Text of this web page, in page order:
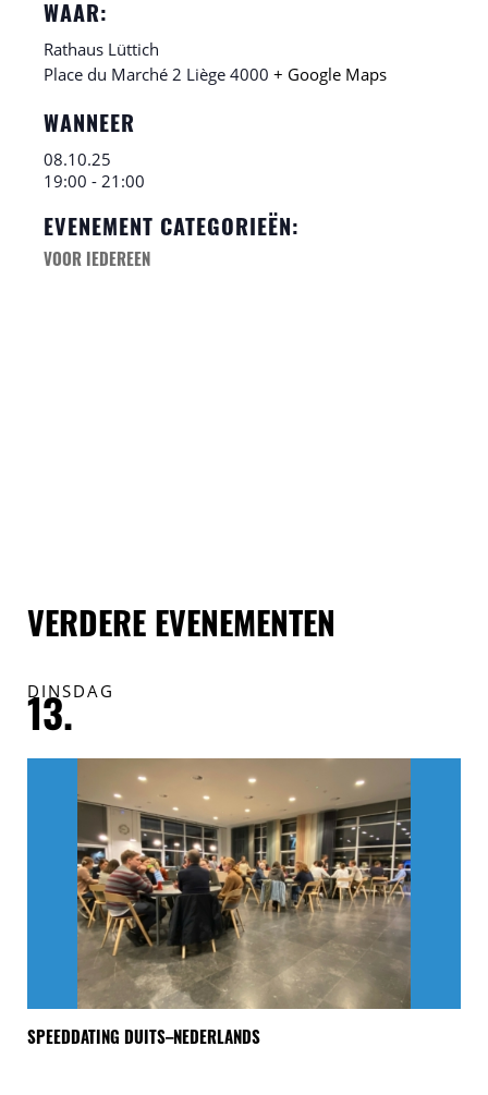
WAAR:
Rathaus Lüttich
Place du Marché 2 Liège 4000 + Google Maps
WANNEER
08.10.25
19:00 - 21:00
EVENEMENT CATEGORIEËN:
VOOR IEDEREEN
VERDERE EVENEMENTEN
DINSDAG
13.
SPEEDDATING DUITS–NEDERLANDS